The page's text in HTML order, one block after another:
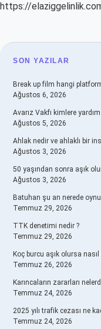
https://
SON YAZILAR
Break up film hangi
Ağustos 6, 2026
Avarız Vakfı kimlere
Ağustos 5, 2026
Ahlak nedir ve ahlaklı bir
Ağustos 3, 2026
50 yaşından sonra aşık
Ağustos 3, 2026
Batuhan şu an nerede
Temmuz 29, 2026
TTK denetimi nedir ?
Temmuz 29, 2026
Koç burcu aşık olursa nasıl
Temmuz 26, 2026
Karıncaların zararları
Temmuz 24, 2026
2025 yılı trafik cezası ne
Temmuz 24, 2026